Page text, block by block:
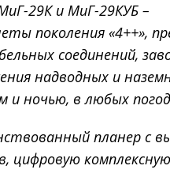
29К и МиГ-29КУБ –
поколения «4++»,
соединений,
надводных и
ночью, в любых
планер с
цифровую комплексную